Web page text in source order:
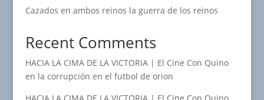
Cazados en ambos reinos la guerra de los reinos
Recent Comments
HACIA LA CIMA DE LA VICTORIA | El Cine Con Quino
en la corrupción en el futbol de orion